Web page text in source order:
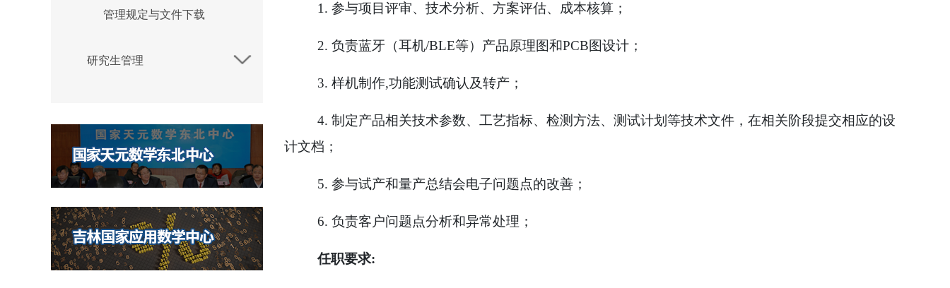
管理规定与文件下载
研究生管理
1. 参与项目评审、技术分析、方案评估、成本核算；
2. 负责蓝牙（耳机/BLE等）产品原理图和PCB图设计；
3. 样机制作,功能测试确认及转产；
4. 制定产品相关技术参数、工艺指标、检测方法、测试计划等技术文件，在相关阶段提交相应的设
计文档；
5. 参与试产和量产总结会电子问题点的改善；
6. 负责客户问题点分析和异常处理；
任职要求: